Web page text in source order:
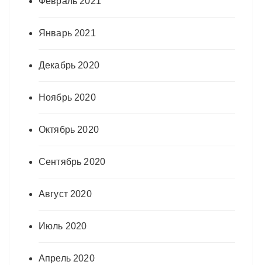
Январь 2021
Декабрь 2020
Ноябрь 2020
Октябрь 2020
Сентябрь 2020
Август 2020
Июль 2020
Апрель 2020